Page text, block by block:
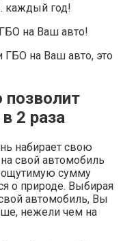
каждый год!
ГБО на Ваш авто!
ГБО на Ваш авто, это
позволит
2 раза
набирает свою
свой автомобиль
ощутимую сумму
о природе. Выбирая
автомобиль, Вы
нежели чем на